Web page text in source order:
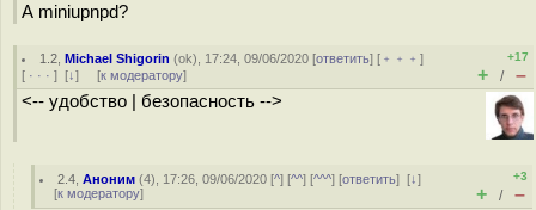
А miniupnpd?
1.2 ,Michael Shigorin (ok), 17:24, 09/06/2020 [ответить] [ ﹢﹢﹢]
[ · · · ] [↓] [к модератору]
+17
+ / –
<-- удобство | безопасность -->
2.4 ,Аноним (4), 17:26, 09/06/2020 [^] [^^] [^^^] [ответить][↓]
[к модератору]
+3
+ / –